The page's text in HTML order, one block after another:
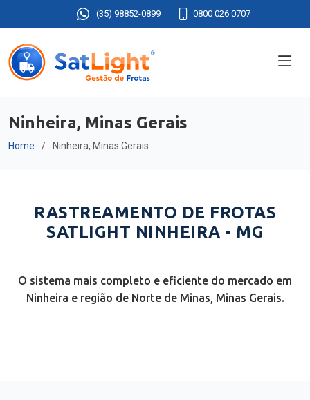
(35) 98852-0899 0800 026 0707
Ninheira, Minas Gerais
Home Ninheira, Minas Gerais
RASTREAMENTO DE FROTAS
SATLIGHT NINHEIRA - MG
O sistema mais completo e eficiente do mercado em
Ninheira e região de Norte de Minas, Minas Gerais.